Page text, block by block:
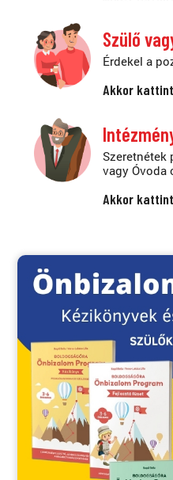
Szülő
Érdekel a
Akkor
Szeretnétek
vagy Óvoda
Akkor